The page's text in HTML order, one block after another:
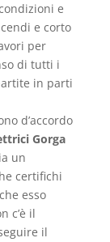
e
e corto
per
di tutti i
in parti
d’accordo
Gorga
un
certifichi
esso
c’è il
il